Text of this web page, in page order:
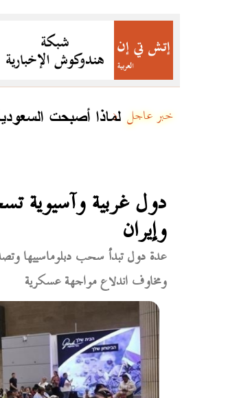
لماذا أصبحت خبر عاجل
دول غربية وآسيوية
وإيران
عدة دول تبدأ سحب دبلوماسييها
ومخاوف اندلاع مواجهة عسكرية